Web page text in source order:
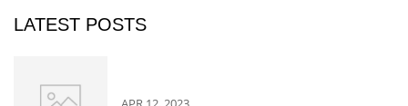
LATEST POSTS